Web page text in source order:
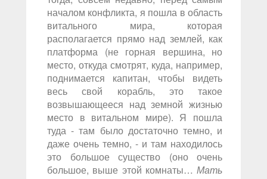
началом конфликта, я пошла в область
витального мира, которая
располагается прямо над землей, как
платформа (не горная вершина, но
место, откуда смотрят, куда, например,
поднимается капитан, чтобы видеть
весь свой корабль, это такое
возвышающееся над земной жизнью
место в витальном мире). Я пошла
туда - там было достаточно темно, и
даже очень темно, - и там находилось
это большое существо (оно очень
большое, выше этой комнаты… Мать